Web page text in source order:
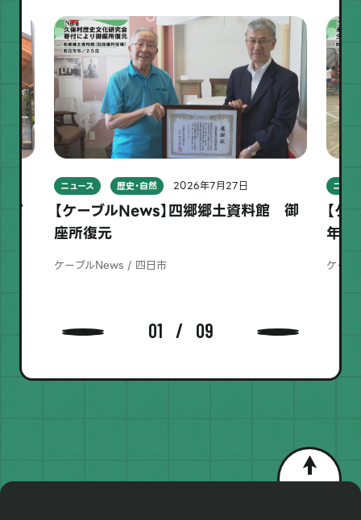
７
ニュース 歴史・自然 2026年7月27日
【ケーブルNews】四郷郷土資料館 御
座所復元
ケーブルNews / 四日市
ニュー
【ケ
年野
ケー
01 09